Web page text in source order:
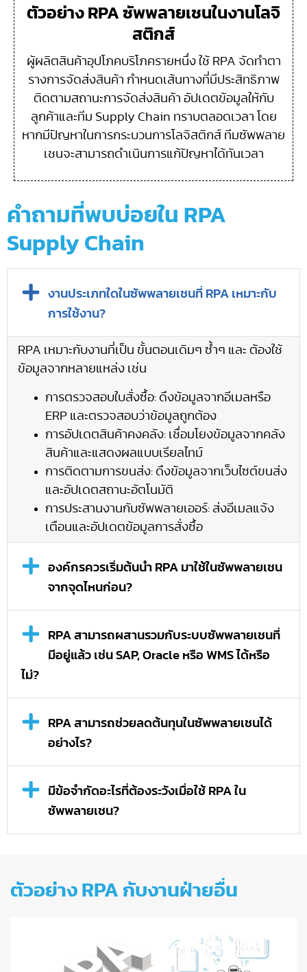
ตัวอย่าง RPA ซัพพลายเชนในงานโลจิ
สติกส์
ผู้ผลิตสินค้าอุปโภคบริโภครายหนึ่ง ใช้ RPA จัดทำตา
รางการจัดส่งสินค้า กำหนดเส้นทางที่มีประสิทธิภาพ
ติดตามสถานะการจัดส่งสินค้า อัปเดตข้อมูลให้กับ
ลูกค้าและทีม Supply Chain ทราบตลอดเวลา โดย
หากมีปัญหาในการกระบวนการโลจิสติกส์ ทีมซัพพลาย
เชนจะสามารถดำเนินการแก้ปัญหาได้ทันเวลา
คำถามที่พบบ่อยใน RPA
Supply Chain
งานประเภทใดในซัพพลายเชนที่ RPA เหมาะกับ
การใช้งาน?
RPA เหมาะกับงานที่เป็น ขั้นตอนเดิมๆ ซ้ำๆ และ ต้องใช้
ข้อมูลจากหลายแหล่ง เช่น
การตรวจสอบใบสั่งซื้อ: ดึงข้อมูลจากอีเมลหรือ
ERP และตรวจสอบว่าข้อมูลถูกต้อง
การอัปเดตสินค้าคงคลัง: เชื่อมโยงข้อมูลจากคลัง
สินค้าและแสดงผลแบบเรียลไทม์
การติดตามการขนส่ง: ดึงข้อมูลจากเว็บไซต์ขนส่ง
และอัปเดตสถานะอัตโนมัติ
การประสานงานกับซัพพลายเออร์: ส่งอีเมลแจ้ง
เตือนและอัปเดตข้อมูลการสั่งซื้อ
องค์กรควรเริ่มต้นนำ RPA มาใช้ในซัพพลายเชน
จากจุดไหนก่อน?
RPA สามารถผสานรวมกับระบบซัพพลายเชนที่
มีอยู่แล้ว เช่น SAP, Oracle หรือ WMS ได้หรือ
ไม่?
RPA สามารถช่วยลดต้นทุนในซัพพลายเชนได้
อย่างไร?
มีข้อจำกัดอะไรที่ต้องระวังเมื่อใช้ RPA ใน
ซัพพลายเชน?
ตัวอย่าง RPA กับงานฝ่ายอื่น